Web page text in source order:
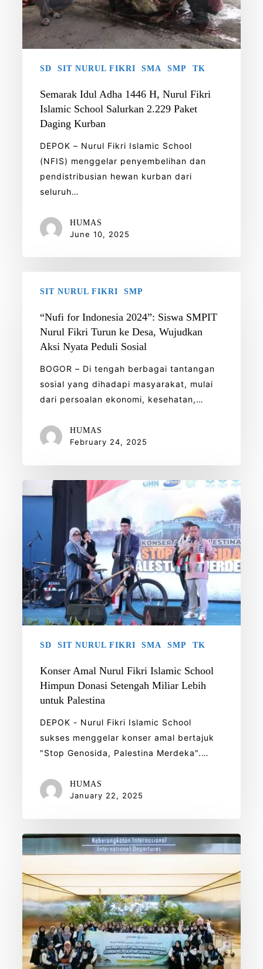
Islamic
School
Salurkan
2.229
Daging
Kurban
SD SIT NURUL FIKRI SMA SMP TK
Semarak Idul Adha 1446 H, Nurul Fikri
Islamic School Salurkan 2.229 Paket
Daging Kurban
DEPOK – Nurul Fikri Islamic School
(NFIS) menggelar penyembelihan dan
pendistribusian hewan kurban dari
seluruh…
HUMAS
June 10, 2025
Nurul
Fikri
Turun
Desa,
Wujudkan
Peduli
SIT NURUL FIKRI SMP
“Nufi for Indonesia 2024”: Siswa SMPIT
Nurul Fikri Turun ke Desa, Wujudkan
Aksi Nyata Peduli Sosial
BOGOR – Di tengah berbagai tantangan
sosial yang dihadapi masyarakat, mulai
dari persoalan ekonomi, kesehatan,…
HUMAS
February 24, 2025
Konser
Amal
Fikri
Islamic
School
Himpun
Donasi
Setengah
Miliar
Lebih
Palestina
SD SIT NURUL FIKRI SMA SMP TK
Konser Amal Nurul Fikri Islamic School
Himpun Donasi Setengah Miliar Lebih
untuk Palestina
DEPOK - Nurul Fikri Islamic School
sukses menggelar konser amal bertajuk
"Stop Genosida, Palestina Merdeka".…
HUMAS
January 22, 2025
Mengasah
Kompetensi
dan
Karakter
Islami:
ImPrUF
QCC,
Perpaduan
Umrah